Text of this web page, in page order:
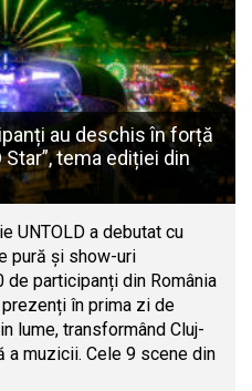
au deschis în forță
Star”, tema ediției din
UNTOLD a debutat cu
pură și show-uri
participanți din România
în prima zi de
lume, transformând Cluj-
a muzicii. Cele 9 scene din